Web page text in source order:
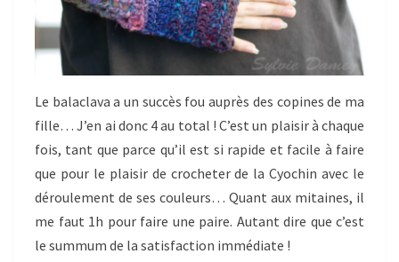
Le balaclava a un succès fou auprès des copines de ma
fille… J’en ai donc 4 au total ! C’est un plaisir à chaque
fois, tant que parce qu’il est si rapide et facile à faire
que pour le plaisir de crocheter de la Cyochin avec le
déroulement de ses couleurs… Quant aux mitaines, il
me faut 1h pour faire une paire. Autant dire que c’est
le summum de la satisfaction immédiate !